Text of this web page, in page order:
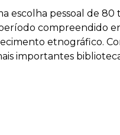
escolha pessoal de
compreendido
etnográfico.
importantes